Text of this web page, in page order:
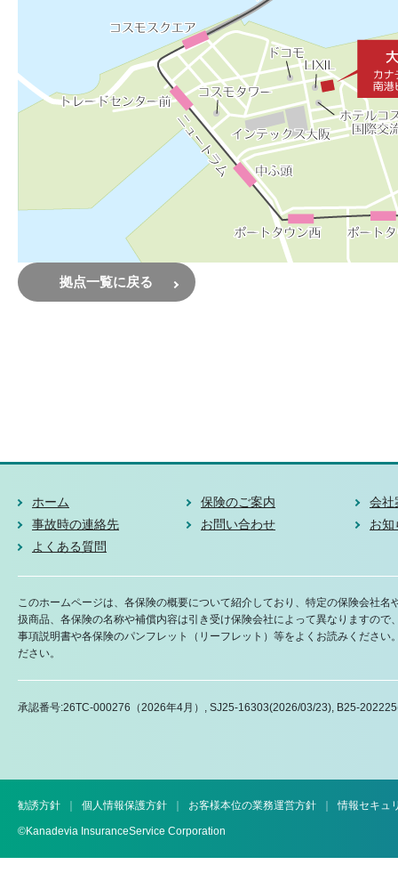
拠点一覧に戻る
ホーム 保険のご案内
会社
事故時の連絡先
お問い合わせ
お知
よくある質問
このホームページは、各保険の概要について紹介しており、特定の保険会社
扱商品、各保険の名称や補償内容は引き受け保険会社によって異なりますの
事項説明書や各保険のパンフレット（リーフレット）等をよくお読みくださ
ださい。
承認番号:26TC-000276（2026年4月）, SJ25-16303(2026/03/23), B25-
勧誘方針 個人情報保護方針 お客様本位の業務運営方針 情報セキュ
©Kanadevia InsuranceService Corporation